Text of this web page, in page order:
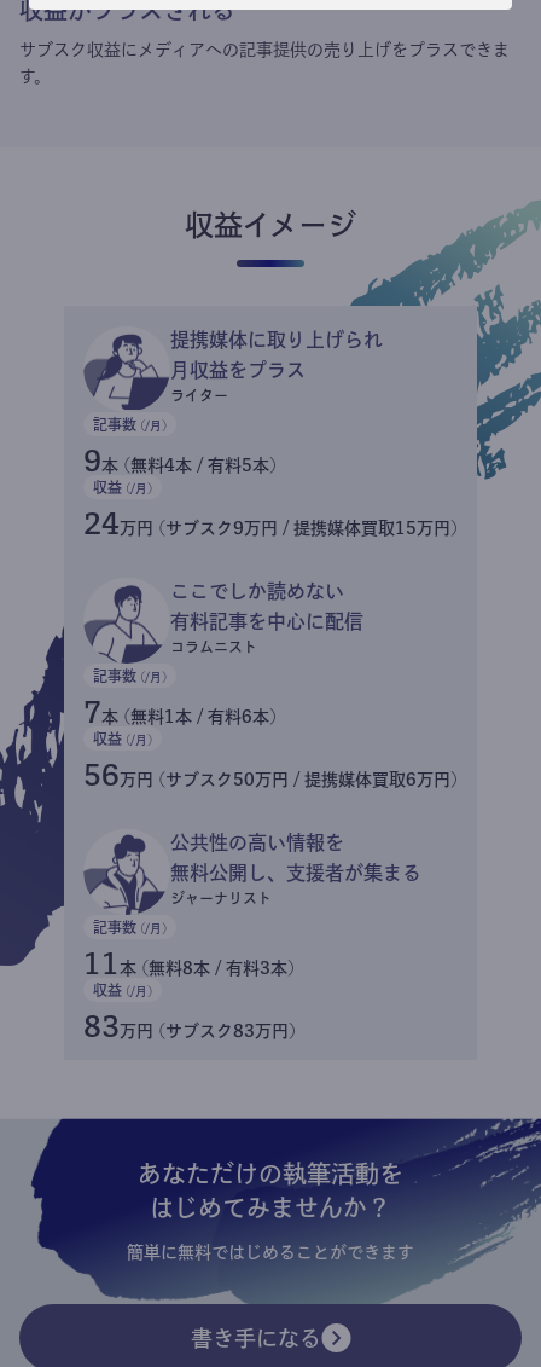
収益がプラスされる
サブスク収益にメディアへの記事提供の売り上げをプラスできま
す。
収益イメージ
提携媒体に取り上げられ
月収益をプラス
ライター
記事数 (/月)
9本 (無料4本 / 有料5本)
収益 (/月)
24万円 (サブスク9万円 / 提携媒体買取15万円)
ここでしか読めない
有料記事を中心に配信
コラムニスト
記事数 (/月)
7本 (無料1本 / 有料6本)
収益 (/月)
56万円 (サブスク50万円 / 提携媒体買取6万円)
公共性の高い情報を
無料公開し、支援者が集まる
ジャーナリスト
記事数 (/月)
11 本 (無料8本 / 有料3本)
収益 (/月)
83万円 (サブスク83万円)
あなただけの執筆活動を
はじめてみませんか？
簡単に無料ではじめることができます
書き手になる